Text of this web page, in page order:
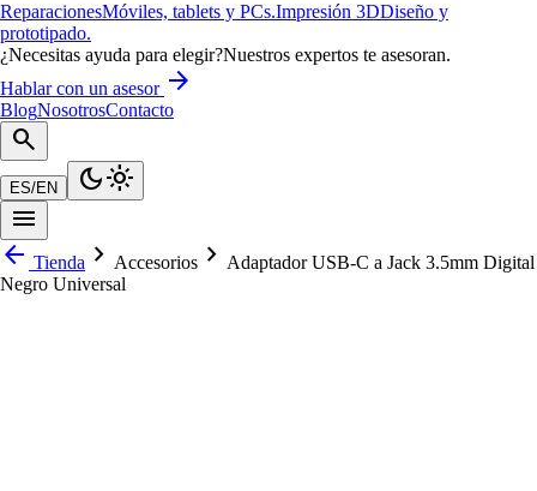
ReparacionesMóviles, tablets y PCs.Impresión 3DDiseño y
prototipado.
¿Necesitas ayuda para elegir?Nuestros expertos te asesoran.
Hablar con un asesor arrow_forward
BlogNosotrosContacto
search
ES/EN dark_modelight_mode
menu
arrow_back Tienda chevron_right Accesorios chevron_right Adaptador USB-C a Jack 3.5mm Digital
Negro Universal